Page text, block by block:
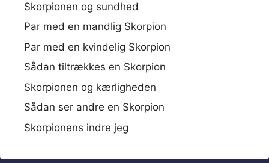
Skorpionen og sundhed
Par med en mandlig Skorpion
Par med en kvindelig Skorpion
Sådan tiltrækkes en Skorpion
Skorpionen og kærligheden
Sådan ser andre en Skorpion
Skorpionens indre jeg